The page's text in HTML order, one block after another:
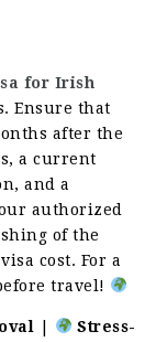
for Irish
Ensure that
after the
a current
and a
authorized
of the
cost. For a
travel!
Stress-